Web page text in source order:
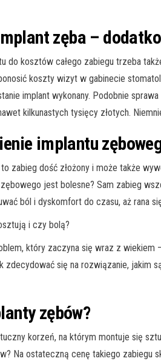
zęba –
do kosztów całego zabiegu trzeba
koszty wizyt w gabinecie
implant wykonany. Podobnie
kilkunastych tysięcy złotych.
implantu
zabieg dość złożony i może także
jest bolesne? Sam zabieg
ból i dyskomfort do czasu, aż rana
i czy bolą?
który zaczyna się wraz z
zdecydować się na rozwiązanie, jakim
zębów?
korzeń, na którym montuje się
Na ostateczną cenę takiego zabiegu